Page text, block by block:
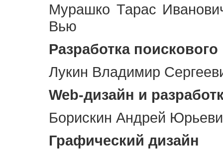
Мурашко Тарас
Вью
Разработка
Лукин Владимир
Web-дизайн и
Борискин Андрей
Графический дизайн